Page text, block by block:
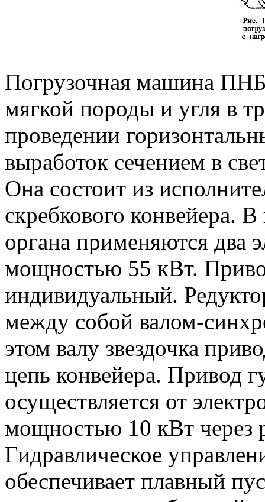
Погрузочная машина
мягкой породы и угля в
проведении
выработок сечением в
Она состоит из
скребкового конвейера.
органа применяются два
мощностью 55 кВт.
индивидуальный.
между собой валом-
этом валу звездочка
цепь конвейера. Привод
осуществляется от
мощностью 10 кВт через
Гидравлическое
обеспечивает плавный